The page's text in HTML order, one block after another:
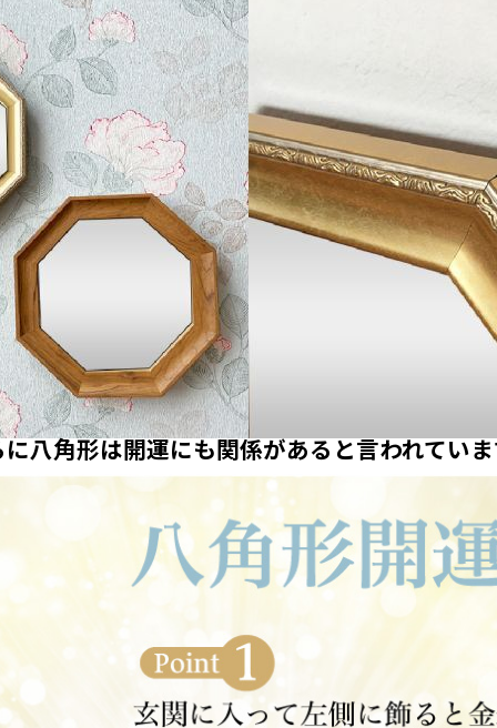
に八角形は開運にも関係があると言われていま